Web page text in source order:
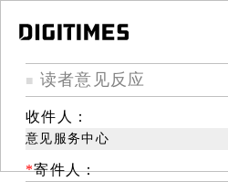
■ 读者意见反应
收件人：
意见服务中心
*寄件人：